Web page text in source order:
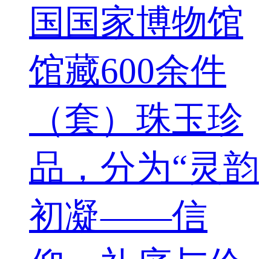
国国家博物馆
馆藏600余件
（套）珠玉珍
品，分为“灵韵
初凝——信